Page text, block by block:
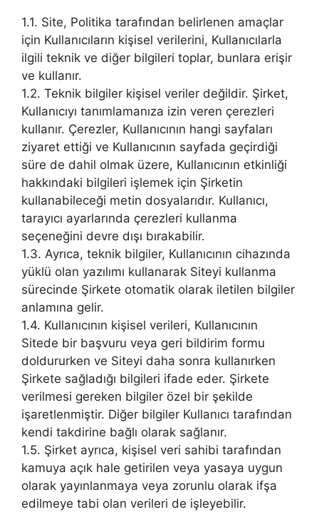
1.1. Site, Politika tarafından belirlenen amaçlar
için Kullanıcıların kişisel verilerini, Kullanıcılarla
ilgili teknik ve diğer bilgileri toplar, bunlara erişir
ve kullanır.
1.2. Teknik bilgiler kişisel veriler değildir. Şirket,
Kullanıcıyı tanımlamanıza izin veren çerezleri
kullanır. Çerezler, Kullanıcının hangi sayfaları
ziyaret ettiği ve Kullanıcının sayfada geçirdiği
süre de dahil olmak üzere, Kullanıcının etkinliği
hakkındaki bilgileri işlemek için Şirketin
kullanabileceği metin dosyalarıdır. Kullanıcı,
tarayıcı ayarlarında çerezleri kullanma
seçeneğini devre dışı bırakabilir.
1.3. Ayrıca, teknik bilgiler, Kullanıcının cihazında
yüklü olan yazılımı kullanarak Siteyi kullanma
sürecinde Şirkete otomatik olarak iletilen bilgiler
anlamına gelir.
1.4. Kullanıcının kişisel verileri, Kullanıcının
Sitede bir başvuru veya geri bildirim formu
doldururken ve Siteyi daha sonra kullanırken
Şirkete sağladığı bilgileri ifade eder. Şirkete
verilmesi gereken bilgiler özel bir şekilde
işaretlenmiştir. Diğer bilgiler Kullanıcı tarafından
kendi takdirine bağlı olarak sağlanır.
1.5. Şirket ayrıca, kişisel veri sahibi tarafından
kamuya açık hale getirilen veya yasaya uygun
olarak yayınlanmaya veya zorunlu olarak ifşa
edilmeye tabi olan verileri de işleyebilir.